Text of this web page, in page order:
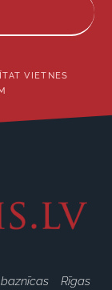
VIETNES
Rīgas